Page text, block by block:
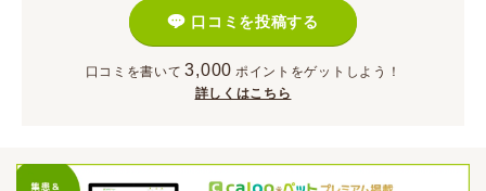
口コミを投稿する
口コミを書いて 3,000 ポイント をゲットしよう！
詳しくはこちら